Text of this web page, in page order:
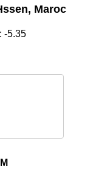
Maroc
-5.35